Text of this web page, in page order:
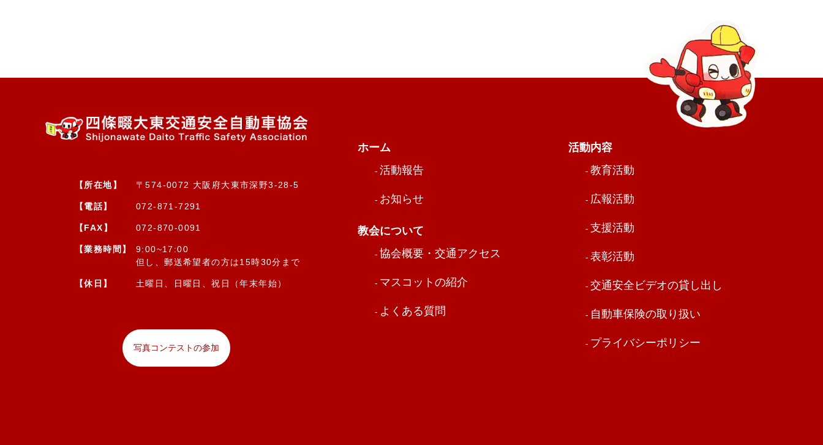
【所在地】 〒574-0072 大阪府大東市深野3-28-5
【電話】 072-871-7291
【FAX】 072-870-0091
【業務時間】
9:00~17:00
但し、郵送希望者の方は15時30分まで
【休日】 土曜日、日曜日、祝日（年末年始）
写真コンテストの参加
ホーム
活動報告
お知らせ
教会について
協会概要・交通アクセス
マスコットの紹介
よくある質問
活動内容
教育活動
広報活動
支援活動
表彰活動
交通安全ビデオの貸し出し
自動車保険の取り扱い
プライバシーポリシー